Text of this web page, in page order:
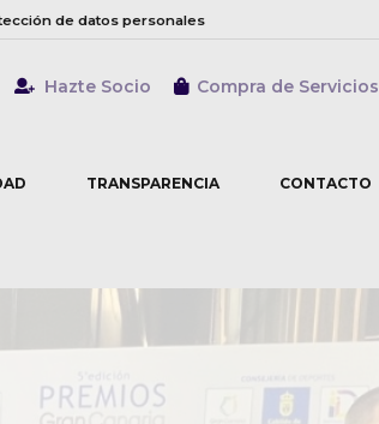
de datos personales
Hazte Socio Compra de Servicios
TRANSPARENCIA CONTACTO